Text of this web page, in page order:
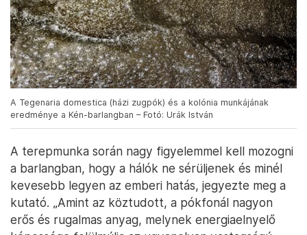
A Tegenaria domestica (házi zugpók) és a kolónia munkájának
eredménye a Kén-barlangban – Fotó: Urák István
A terepmunka során nagy figyelemmel kell mozogni
a barlangban, hogy a hálók ne sérüljenek és minél
kevesebb legyen az emberi hatás, jegyezte meg a
kutató. „Amint az köztudott, a pókfonál nagyon
erős és rugalmas anyag, melynek energiaelnyelő